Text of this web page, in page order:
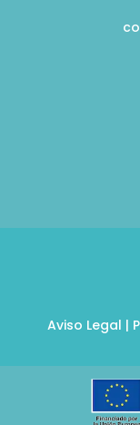
Aviso Legal |